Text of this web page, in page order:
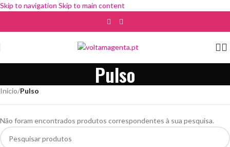
Skip to navigation Skip to main content
Pulso
Início/Pulso
Não foram encontrados produtos correspondentes à sua pesquisa.